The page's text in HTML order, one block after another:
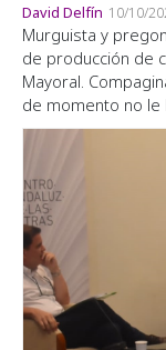
David Delfín 10/10/
Murguista y
de producción de
Mayoral.
de momento no le